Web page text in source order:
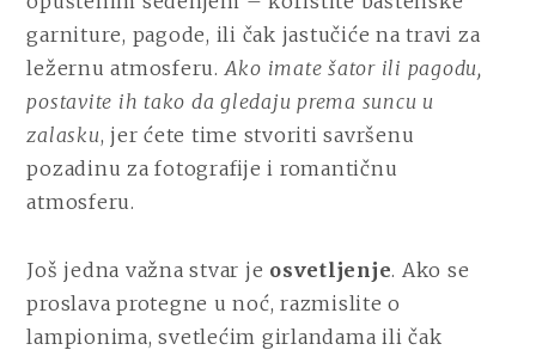
garniture, pagode, ili čak jastučiće na travi za
ležernu atmosferu. Ako imate šator ili pagodu,
postavite ih tako da gledaju prema suncu u
zalasku, jer ćete time stvoriti savršenu
pozadinu za fotografije i romantičnu
atmosferu.
Još jedna važna stvar je osvetljenje. Ako se
proslava protegne u noć, razmislite o
lampionima, svetlećim girlandama ili čak